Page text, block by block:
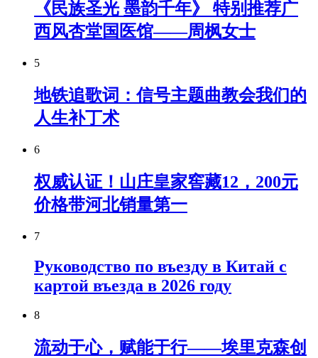
《民族圣光 墨韵千年》 特别推荐广
西风杏堂国医馆——周枫女士
5
地铁追歌词：信号主题曲教会我们的
人生补丁术
6
权威认证！山庄皇家窖藏12，200元
价格带河北销量第一
7
Руководство по въезду в Китай с
картой въезда в 2026 году
8
流动于心，赋能于行——埃里克森创